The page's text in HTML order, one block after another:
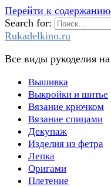
Перейти к содержанию
Search for:
Rukadelkino.ru
Все виды рукоделия
Вышивка
Выкройки и шитье
Вязание крючком
Вязание спицами
Декупаж
Изделия из фетра
Лепка
Оригами
Плетение